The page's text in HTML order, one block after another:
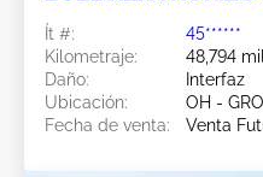
Ít #:
45******
Kilometraje:
48,794
Daño:
Interfaz
Ubicación:
OH -
Fecha de venta:
Venta